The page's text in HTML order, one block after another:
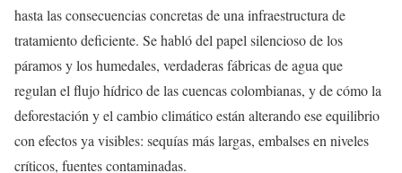
hasta las consecuencias concretas de una infraestructura de
tratamiento deficiente. Se habló del papel silencioso de los
páramos y los humedales, verdaderas fábricas de agua que
regulan el flujo hídrico de las cuencas colombianas, y de cómo la
deforestación y el cambio climático están alterando ese equilibrio
con efectos ya visibles: sequías más largas, embalses en niveles
críticos, fuentes contaminadas.